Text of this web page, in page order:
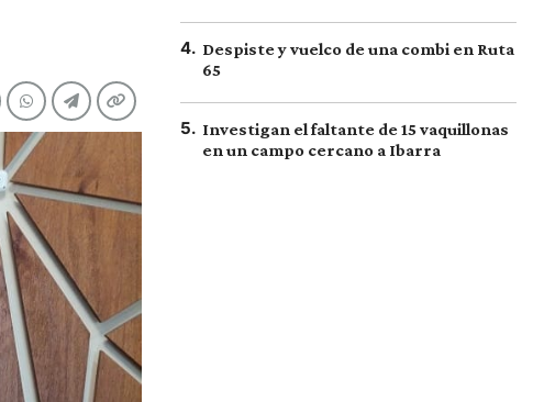
4. Despiste y vuelco de una combi en Ruta
65
5. Investigan el faltante de 15 vaquillonas
en un campo cercano a Ibarra